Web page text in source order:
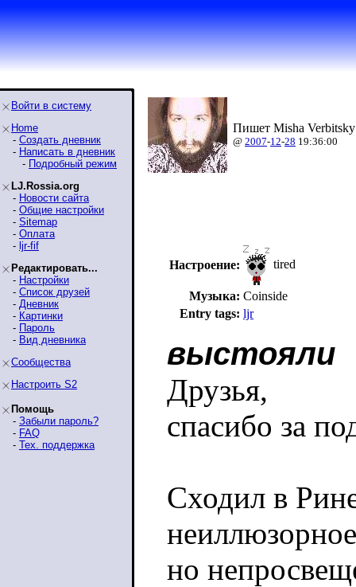
Войти в систему
Home
- Создать дневник
- Написать в дневник
- Подробный режим
LJ.Rossia.org
- Новости сайта
- Общие настройки
- Sitemap
- Оплата
- ljr-fif
Редактировать...
- Настройки
- Список друзей
- Дневник
- Картинки
- Пароль
- Вид дневника
Сообщества
Настроить S2
Помощь
- Забыли пароль?
- FAQ
- Тех. поддержка
Пишет Misha
@ 2007-12-28 19:36:00
Настроение: tired
Музыка: Coinside
Entry tags: ljr
выстояли
Друзья,
спасибо за
Сходил в
но